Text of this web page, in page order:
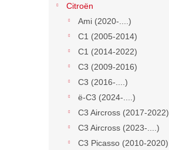
Citroën
Ami (2020-....)
C1 (2005-2014)
C1 (2014-2022)
C3 (2009-2016)
C3 (2016-....)
ë-C3 (2024-....)
C3 Aircross (2017-2022)
C3 Aircross (2023-....)
C3 Picasso (2010-2020)